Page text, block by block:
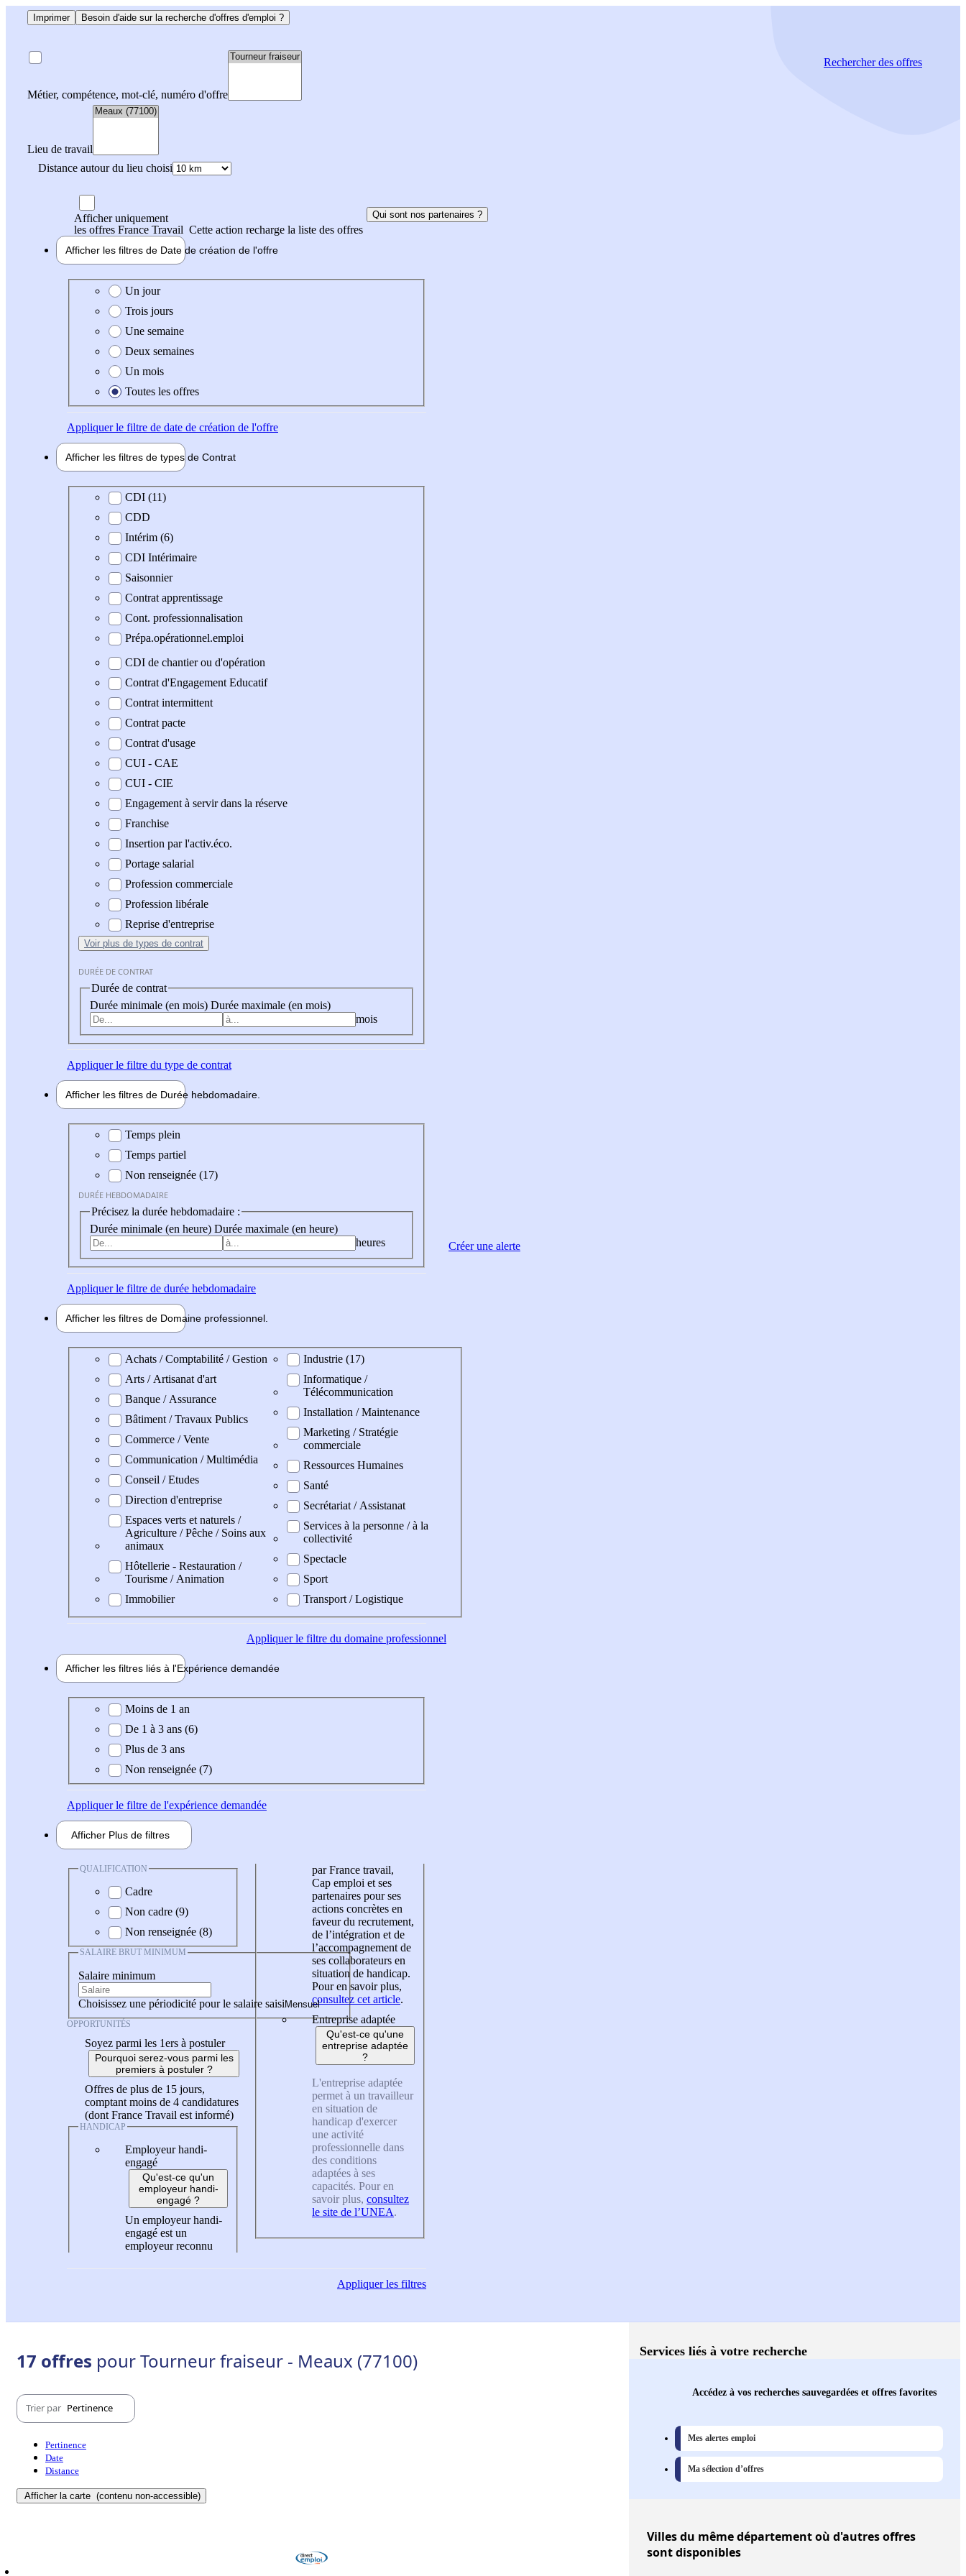
Imprimer Besoin d'aide sur la recherche d'offres d'emploi ?
Métier, compétence, mot-clé, numéro d'offre
Lieu de travail
Distance autour du lieu choisi
Rechercherdes offres
Afficher uniquement
les offres France Travail Cette action recharge la liste des offres
Qui sont nos partenaires ?
Afficher les filtres de Date de création de l'offre
Date de création de l'offre
Un jour
Trois jours
Une semaine
Deux semaines
Un mois
Toutes les offres
Appliquerle filtre de date de création de l'offre
Afficher les filtres de types de Contrat
Type de contratCDI (11)
CDD
Intérim (6)
CDI Intérimaire
Saisonnier
Contrat apprentissage
Cont. professionnalisation
Prépa.opérationnel.emploi
CDI de chantier ou d'opération
Contrat d'Engagement Educatif
Contrat intermittent
Contrat pacte
Contrat d'usage
CUI - CAE
CUI - CIE
Engagement à servir dans la réserve
Franchise
Insertion par l'activ.éco.
Portage salarial
Profession commerciale
Profession libérale
Reprise d'entreprise
Voir plus de types de contrat
DURÉE DE CONTRAT
Durée de contrat
Durée minimale (en mois) Durée maximale (en mois)
mois
Appliquerle filtre du type de contrat
Afficher les filtres de Durée hebdomadaire
Durée hebdomadaire
Temps plein
Temps partiel
Non renseignée (17)
DURÉE HEBDOMADAIRE
Précisez la durée hebdomadaire :
Durée minimale (en heure) Durée maximale (en heure)
heures
Appliquerle filtre de durée hebdomadaire
Afficher les filtres de Domaine professionnel
Domaine professionel
Achats / Comptabilité / Gestion
Arts / Artisanat d'art
Banque / Assurance
Bâtiment / Travaux Publics
Commerce / Vente
Communication / Multimédia
Conseil / Etudes
Direction d'entreprise
Espaces verts et naturels /
Agriculture / Pêche / Soins aux
animaux
Hôtellerie - Restauration /
Tourisme / Animation
Immobilier
Industrie (17)
Informatique /
Télécommunication
Installation / Maintenance
Marketing / Stratégie
commerciale
Ressources Humaines
Santé
Secrétariat / Assistanat
Services à la personne / à la
collectivité
Spectacle
Sport
Transport / Logistique
Appliquerle filtre du domaine professionnel
Afficher les filtres liés à l'Expérience demandée
Expérience demandée
Moins de 1 an
De 1 à 3 ans (6)
Plus de 3 ans
Non renseignée (7)
Appliquerle filtre de l'expérience demandée
Afficher Plus de filtres
QUALIFICATION
Cadre
Non cadre (9)
Non renseignée (8)
SALAIRE BRUT MINIMUM
Salaire minimum
Choisissez une périodicité pour le salaire saisi
OPPORTUNITÉS
Soyez parmi les 1ers à postuler
Pourquoi serez-vous parmi les
premiers à postuler ?
Offres de plus de 15 jours,
comptant moins de 4 candidatures
(dont France Travail est informé)
HANDICAP
Employeur handi-
engagé
Qu'est-ce qu'un
employeur handi-
engagé ?
Un employeur handi-
engagé est un
employeur reconnu
par France travail,
Cap emploi et ses
partenaires pour ses
actions concrètes en
faveur du recrutement,
de l’intégration et de
l’accompagnement de
ses collaborateurs en
situation de handicap.
Pour en savoir plus,
consultez cet article.
Entreprise adaptée
Qu'est-ce qu'une
entreprise adaptée
?
L'entreprise adaptée
permet à un travailleur
en situation de
handicap d'exercer
une activité
professionnelle dans
des conditions
adaptées à ses
capacités. Pour en
savoir plus, consultez
le site de l’UNEA.
Appliquerles filtres
Créer une alerte
17 offres pour Tourneur fraiseur - Meaux (77100)
Trier par Pertinence
Pertinence
Date
Distance
Afficher la carte (contenu non-accessible)
Services liés à votre recherche
Accédez à vos recherches sauvegardées et offres favorites
Mes alertes emploi
Ma sélection d’offres
Villesdu même département où d'autres offres
sont disponibles